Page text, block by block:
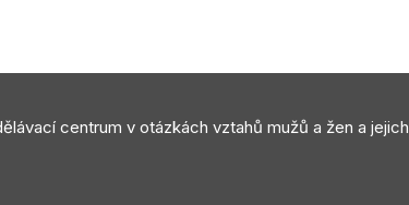
centrum v otázkách vztahů mužů a žen a jejich